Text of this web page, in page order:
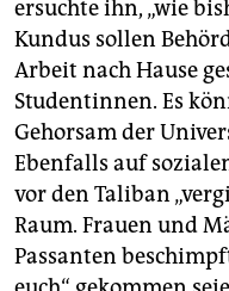
ersuchte ihn, „wie
Kundus sollen
Arbeit nach Hause
Studentinnen. Es
Gehorsam der
Ebenfalls auf
vor den Taliban
Raum. Frauen und
Passanten